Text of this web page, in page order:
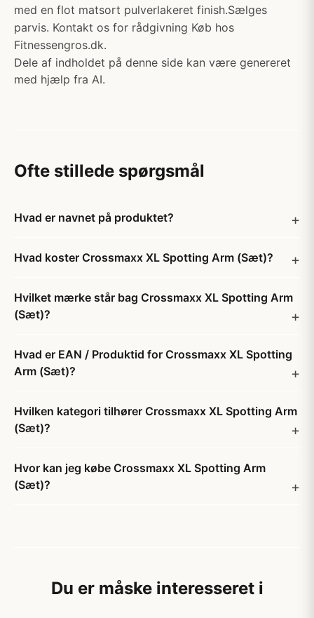
med en flot matsort pulverlakeret finish.Sælges
parvis. Kontakt os for rådgivning Køb hos
Fitnessengros.dk.
Dele af indholdet på denne side kan være genereret
med hjælp fra AI.
Ofte stillede spørgsmål
Hvad er navnet på produktet?
Hvad koster Crossmaxx XL Spotting Arm (Sæt)?
Hvilket mærke står bag Crossmaxx XL Spotting Arm
(Sæt)?
Hvad er EAN / Produktid for Crossmaxx XL Spotting
Arm (Sæt)?
Hvilken kategori tilhører Crossmaxx XL Spotting Arm
(Sæt)?
Hvor kan jeg købe Crossmaxx XL Spotting Arm
(Sæt)?
Du er måske interesseret i